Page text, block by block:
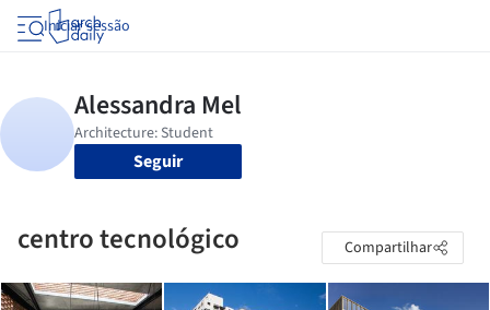
Iniciar sessão
Seguir
centro tecnológico Compartilhar